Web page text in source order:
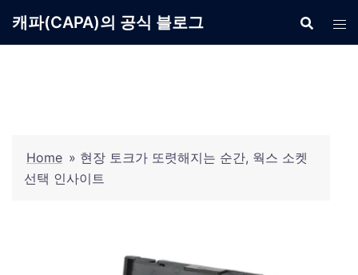
캐파(CAPA)의 공식 블로그
Home » 현장 토크가 또렷해지는 순간, 웍스 소켓
선택 인사이트